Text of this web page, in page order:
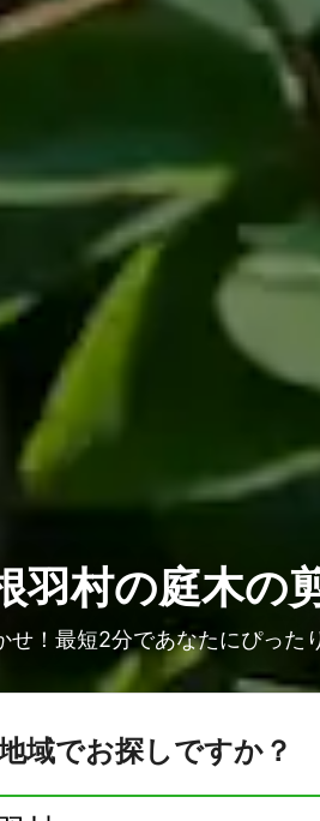
羽村の庭木の
せ！最短2分であなたにぴった
域でお探しですか？